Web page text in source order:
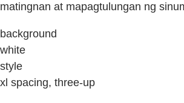
matingnan at mapagtulungan ng
background
white
style
xl spacing, three-up